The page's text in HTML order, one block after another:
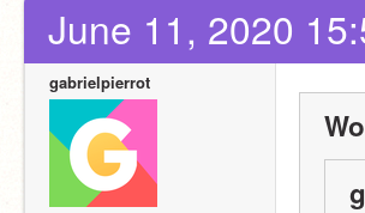
June 11, 2020
gabrielpierrot